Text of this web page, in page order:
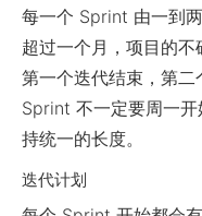
每一个 Sprint 由一到
超过一个月，项目的不
第一个迭代结束，第
Sprint 不一定要周一
持统一的长度。
迭代计划